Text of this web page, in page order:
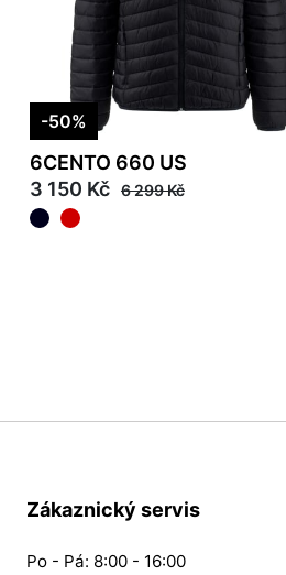
-50%
6CENTO 660 US
3 150 Kč 6 299 Kč
Zákaznický servis
Po - Pá: 8:00 - 16:00